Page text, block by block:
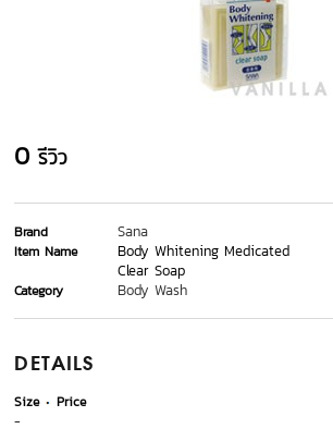
0 รีวิว
Brand Sana
Item Name
Body Whitening Medicated
Clear Soap
Category Body Wash
DETAILS
Size
Price
-